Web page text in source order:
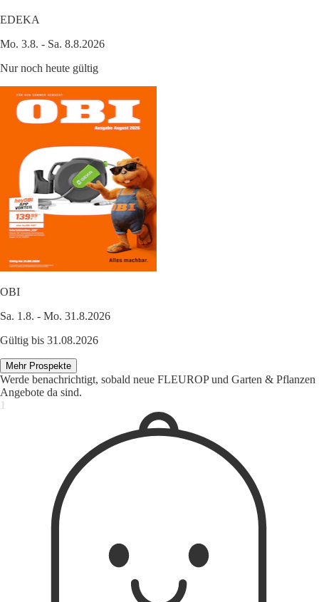
EDEKA
Mo. 3.8. - Sa. 8.8.2026
Nur noch heute gültig
OBI
Sa. 1.8. - Mo. 31.8.2026
Gültig bis 31.08.2026
Mehr Prospekte
Werde benachrichtigt, sobald neue FLEUROP und Garten & Pflanzen
Angebote da sind.